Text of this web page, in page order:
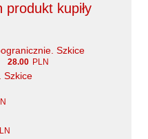
produkt kupiły
Szkice
28.00 PLN
Szkice